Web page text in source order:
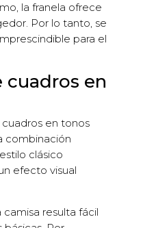
la franela ofrece
Por lo tanto, se
para el
cuadros en
cuadros en tonos
combinación
clásico
efecto visual
camisa resulta fácil